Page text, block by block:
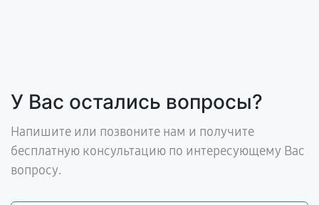
У Вас остались вопросы?
Напишите или позвоните нам и получите
бесплатную консультацию по интересующему Вас
вопросу.